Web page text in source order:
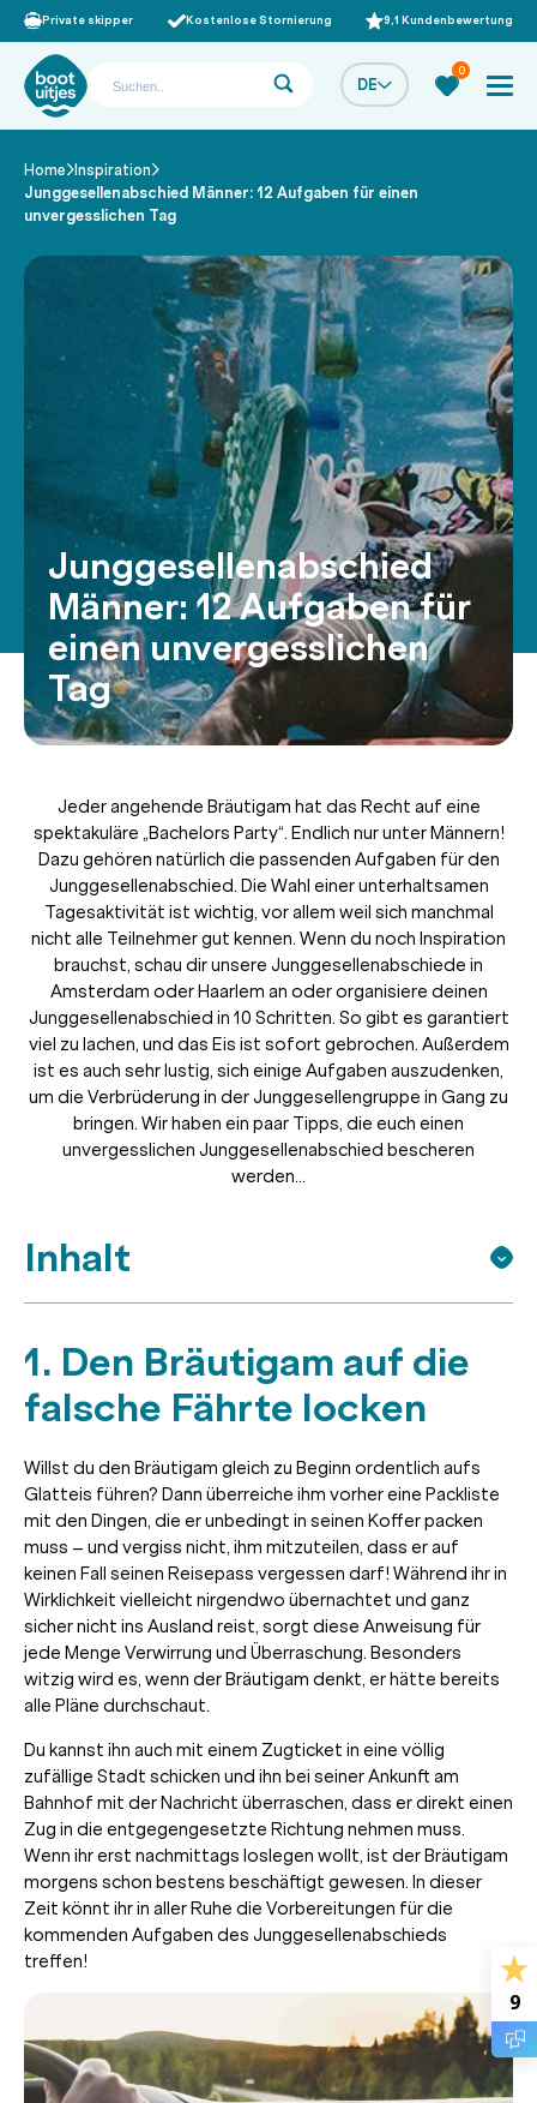
Private skipper Kostenlose Stornierung 9,1 Kundenbewertung
DE
0
Home/ Inspiration/
Junggesellenabschied Männer: 12 Aufgaben für einen
unvergesslichen Tag
Junggesellenabschied
Männer: 12 Aufgaben für
einen unvergesslichen
Tag
Jeder angehende Bräutigam hat das Recht auf eine
spektakuläre „Bachelors Party“. Endlich nur unter Männern!
Dazu gehören natürlich die passenden Aufgaben für den
Junggesellenabschied. Die Wahl einer unterhaltsamen
Tagesaktivität ist wichtig, vor allem weil sich manchmal
nicht alle Teilnehmer gut kennen. Wenn du noch Inspiration
brauchst, schau dir unsere Junggesellenabschiede in
Amsterdam oder Haarlem an oder organisiere deinen
Junggesellenabschied in 10 Schritten. So gibt es garantiert
viel zu lachen, und das Eis ist sofort gebrochen. Außerdem
ist es auch sehr lustig, sich einige Aufgaben auszudenken,
um die Verbrüderung in der Junggesellengruppe in Gang zu
bringen. Wir haben ein paar Tipps, die euch einen
unvergesslichen Junggesellenabschied bescheren
werden…
Inhalt
1. Den Bräutigam auf die
falsche Fährte locken
Willst du den Bräutigam gleich zu Beginn ordentlich aufs
Glatteis führen? Dann überreiche ihm vorher eine Packliste
mit den Dingen, die er unbedingt in seinen Koffer packen
muss – und vergiss nicht, ihm mitzuteilen, dass er auf
keinen Fall seinen Reisepass vergessen darf! Während ihr in
Wirklichkeit vielleicht nirgendwo übernachtet und ganz
sicher nicht ins Ausland reist, sorgt diese Anweisung für
jede Menge Verwirrung und Überraschung. Besonders
witzig wird es, wenn der Bräutigam denkt, er hätte bereits
alle Pläne durchschaut.
Du kannst ihn auch mit einem Zugticket in eine völlig
zufällige Stadt schicken und ihn bei seiner Ankunft am
Bahnhof mit der Nachricht überraschen, dass er direkt einen
Zug in die entgegengesetzte Richtung nehmen muss.
Wenn ihr erst nachmittags loslegen wollt, ist der Bräutigam
morgens schon bestens beschäftigt gewesen. In dieser
Zeit könnt ihr in aller Ruhe die Vorbereitungen für die
kommenden Aufgaben des Junggesellenabschieds
treffen!
9